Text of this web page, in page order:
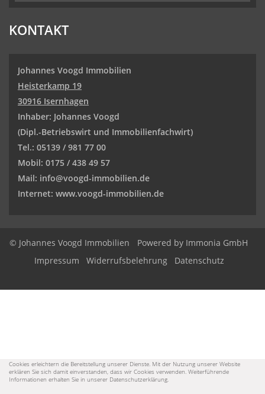
Cookies erleichtern die Bereitstellung unserer Dienste. Mit der Nutzung unserer Website
erklären Sie sich damit einverstanden, dass wir Cookies verwenden. Weiterführende
Informationen erhalten Sie in unserer Datenschutzerklärung.
KONTAKT
Johannes Voogd Immobilien
Heisterkamp 19
30916 Isernhagen
Inhaber: Johannes Voogd
(Dipl.-Betriebswirt und Immobilienfachwirt)
Tel.: 05139 / 981 77 00
Mobil: 0175 / 438 49 57
Mail: info@voogd-immobilien.de
Internet: www.voogd-immobilien.de
© Johannes Voogd Immobilien
Powered by Immonia GmbH
Impressum
Widerrufsbelehrung Datenschutz